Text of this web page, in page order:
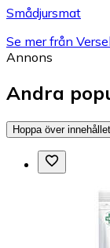
Smådjursmat
Se mer från
Annons
Andra
Hoppa över innehållet